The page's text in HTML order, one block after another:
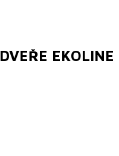
DVEŘE EKOLINE